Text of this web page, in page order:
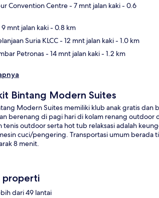
Convention Centre- 7 mnt jalan kaki- 0.6
mnt jalan kaki- 0.8 km
Suria KLCC- 12 mnt jalan kaki- 1.0 km
Petronas- 14 mnt jalan kaki- 1.2 km
Bintang Modern Suites
Modern Suites memiliki klub anak gratis dan
berenang di pagi hari di kolam renang
tenis outdoor serta hot tub relaksasi adalah
cuci/pengering. Transportasi umum berada
8 menit.
properti
dari 49 lantai